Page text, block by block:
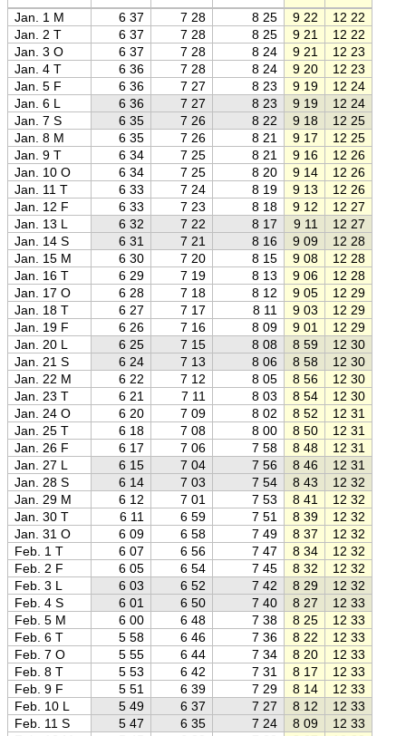
Jan. 1 M 6 37 7 28 8 25 9 22 12 22
Jan. 2 T
6 37 7 28 8 25 9 21 12 22
Jan. 3 O
6 37 7 28 8 24 9 21 12 23
Jan. 4 T
6 36 7 28 8 24 9 20 12 23
Jan. 5 F
6 36 7 27 8 23 9 19 12 24
Jan. 6 L
6 36 7 27 8 23 9 19 12 24
Jan. 7 S
6 35 7 26 8 22 9 18 12 25
Jan. 8 M
6 35 7 26 8 21 9 17 12 25
Jan. 9 T
6 34 7 25 8 21 9 16 12 26
Jan. 10 O
6 34 7 25 8 20 9 14 12 26
Jan. 11 T
6 33 7 24 8 19 9 13 12 26
Jan. 12 F
6 33 7 23 8 18 9 12 12 27
Jan. 13 L
6 32 7 22 8 17 9 11 12 27
Jan. 14 S
6 31 7 21 8 16 9 09 12 28
Jan. 15 M
6 30 7 20 8 15 9 08 12 28
Jan. 16 T
6 29 7 19 8 13 9 06 12 28
Jan. 17 O
6 28 7 18 8 12 9 05 12 29
Jan. 18 T
6 27 7 17 8 11 9 03 12 29
Jan. 19 F
6 26 7 16 8 09 9 01 12 29
Jan. 20 L
6 25 7 15 8 08 8 59 12 30
Jan. 21 S
6 24 7 13 8 06 8 58 12 30
Jan. 22 M
6 22 7 12 8 05 8 56 12 30
Jan. 23 T
6 21 7 11 8 03 8 54 12 30
Jan. 24 O
6 20 7 09 8 02 8 52 12 31
Jan. 25 T
6 18 7 08 8 00 8 50 12 31
Jan. 26 F
6 17 7 06 7 58 8 48 12 31
Jan. 27 L
6 15 7 04 7 56 8 46 12 31
Jan. 28 S
6 14 7 03 7 54 8 43 12 32
Jan. 29 M
6 12 7 01 7 53 8 41 12 32
Jan. 30 T
6 11 6 59 7 51 8 39 12 32
Jan. 31 O
6 09 6 58 7 49 8 37 12 32
Feb. 1 T
6 07 6 56 7 47 8 34 12 32
Feb. 2 F
6 05 6 54 7 45 8 32 12 32
Feb. 3 L
6 03 6 52 7 42 8 29 12 32
Feb. 4 S
6 01 6 50 7 40 8 27 12 33
Feb. 5 M
6 00 6 48 7 38 8 25 12 33
Feb. 6 T
5 58 6 46 7 36 8 22 12 33
Feb. 7 O
5 55 6 44 7 34 8 20 12 33
Feb. 8 T
5 53 6 42 7 31 8 17 12 33
Feb. 9 F
5 51 6 39 7 29 8 14 12 33
Feb. 10 L
5 49 6 37 7 27 8 12 12 33
Feb. 11 S
5 47 6 35 7 24 8 09 12 33